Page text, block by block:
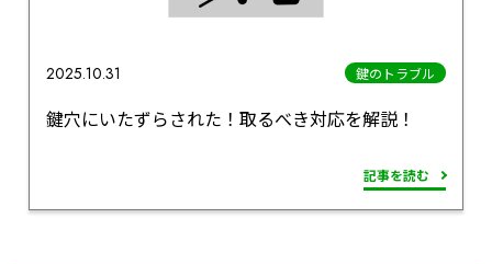
2025.10.31 鍵のトラブル
鍵穴にいたずらされた！取るべき対応を解説！
記事を読む